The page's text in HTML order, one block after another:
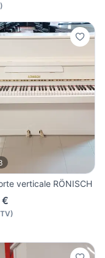
)
verticale RÖNISCH
€
TV)